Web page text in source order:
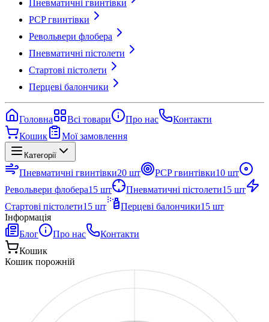
Пневматичні гвинтівки
PCP гвинтівки
Револьвери флобера
Пневматичні пістолети
Стартові пістолети
Перцеві балончики
Головна Всі товари Про нас
Контакти
Кошик
Мої замовлення
Категорії
Пневматичні гвинтівки20 шт PCP гвинтівки10 шт
Револьвери флобера15 шт Пневматичні пістолети15 шт
Стартові пістолети15 шт Перцеві балончики15 шт
Інформація
Блог
Про нас
Контакти
Кошик
Кошик порожній